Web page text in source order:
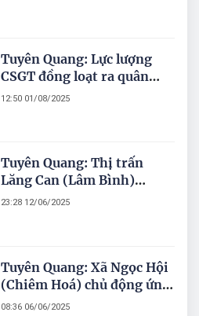
Tuyên Quang: Lực lượng
CSGT đồng loạt ra quân
đảm bảo an toàn giao
12:50 01/08/2025
Tuyên Quang: Thị trấn
Lăng Can (Lâm Bình)
phòng chống thiên tai
23:28 12/06/2025
Tuyên Quang: Xã Ngọc Hội
(Chiêm Hoá) chủ động ứng
phó thiên tai mùa mưa bão
08:36 06/06/2025